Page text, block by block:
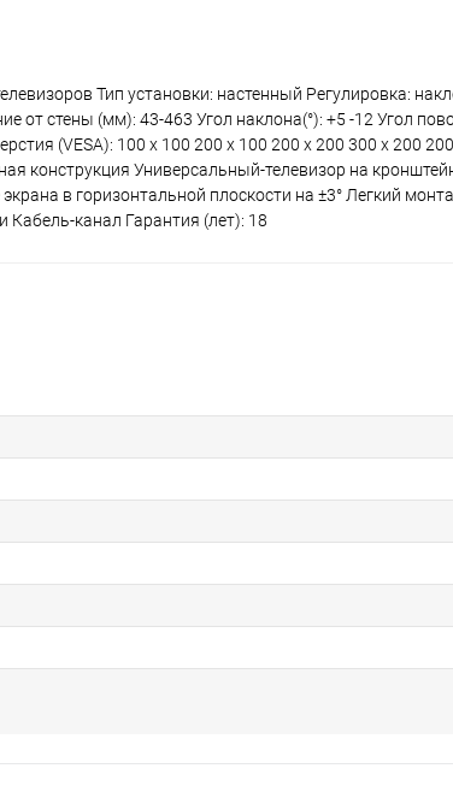
Тип установки: настенный Регулировка:
стены (мм): 43-463 Угол наклона(°): +5 -12 Угол
(VESA): 100 x 100 200 x 100 200 x 200 300 x 200
конструкция Универсальный-телевизор на
в горизонтальной плоскости на ±3° Легкий
канал Гарантия (лет): 18